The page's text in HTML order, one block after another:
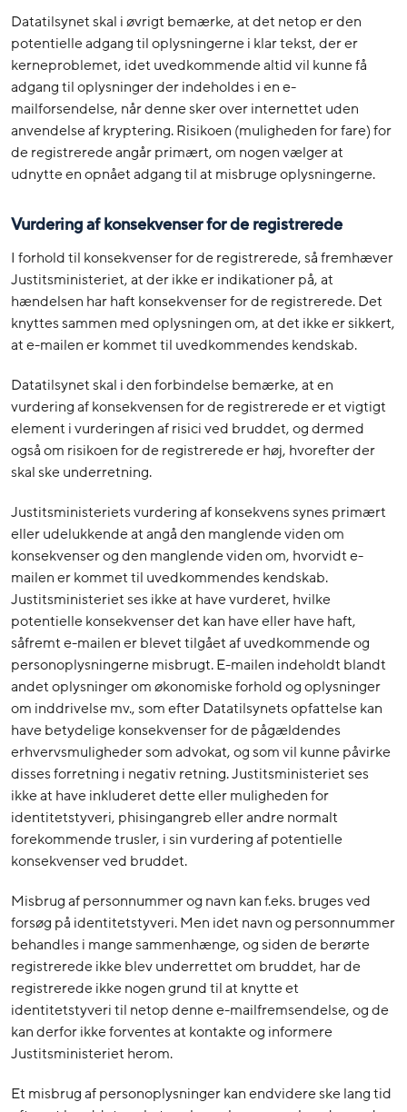
Datatilsynet skal i øvrigt bemærke, at det netop er den
potentielle adgang til oplysningerne i klar tekst, der er
kerneproblemet, idet uvedkommende altid vil kunne få
adgang til oplysninger der indeholdes i en e-
mailforsendelse, når denne sker over internettet uden
anvendelse af kryptering. Risikoen (muligheden for fare) for
de registrerede angår primært, om nogen vælger at
udnytte en opnået adgang til at misbruge oplysningerne.
Vurdering af konsekvenser for de registrerede
I forhold til konsekvenser for de registrerede, så fremhæver
Justitsministeriet, at der ikke er indikationer på, at
hændelsen har haft konsekvenser for de registrerede. Det
knyttes sammen med oplysningen om, at det ikke er sikkert,
at e-mailen er kommet til uvedkommendes kendskab.
Datatilsynet skal i den forbindelse bemærke, at en
vurdering af konsekvensen for de registrerede er et vigtigt
element i vurderingen af risici ved bruddet, og dermed
også om risikoen for de registrerede er høj, hvorefter der
skal ske underretning.
Justitsministeriets vurdering af konsekvens synes primært
eller udelukkende at angå den manglende viden om
konsekvenser og den manglende viden om, hvorvidt e-
mailen er kommet til uvedkommendes kendskab.
Justitsministeriet ses ikke at have vurderet, hvilke
potentielle konsekvenser det kan have eller have haft,
såfremt e-mailen er blevet tilgået af uvedkommende og
personoplysningerne misbrugt. E-mailen indeholdt blandt
andet oplysninger om økonomiske forhold og oplysninger
om inddrivelse mv., som efter Datatilsynets opfattelse kan
have betydelige konsekvenser for de pågældendes
erhvervsmuligheder som advokat, og som vil kunne påvirke
disses forretning i negativ retning. Justitsministeriet ses
ikke at have inkluderet dette eller muligheden for
identitetstyveri, phisingangreb eller andre normalt
forekommende trusler, i sin vurdering af potentielle
konsekvenser ved bruddet.
Misbrug af personnummer og navn kan f.eks. bruges ved
forsøg på identitetstyveri. Men idet navn og personnummer
behandles i mange sammenhænge, og siden de berørte
registrerede ikke blev underrettet om bruddet, har de
registrerede ikke nogen grund til at knytte et
identitetstyveri til netop denne e-mailfremsendelse, og de
kan derfor ikke forventes at kontakte og informere
Justitsministeriet herom.
Et misbrug af personoplysninger kan endvidere ske lang tid